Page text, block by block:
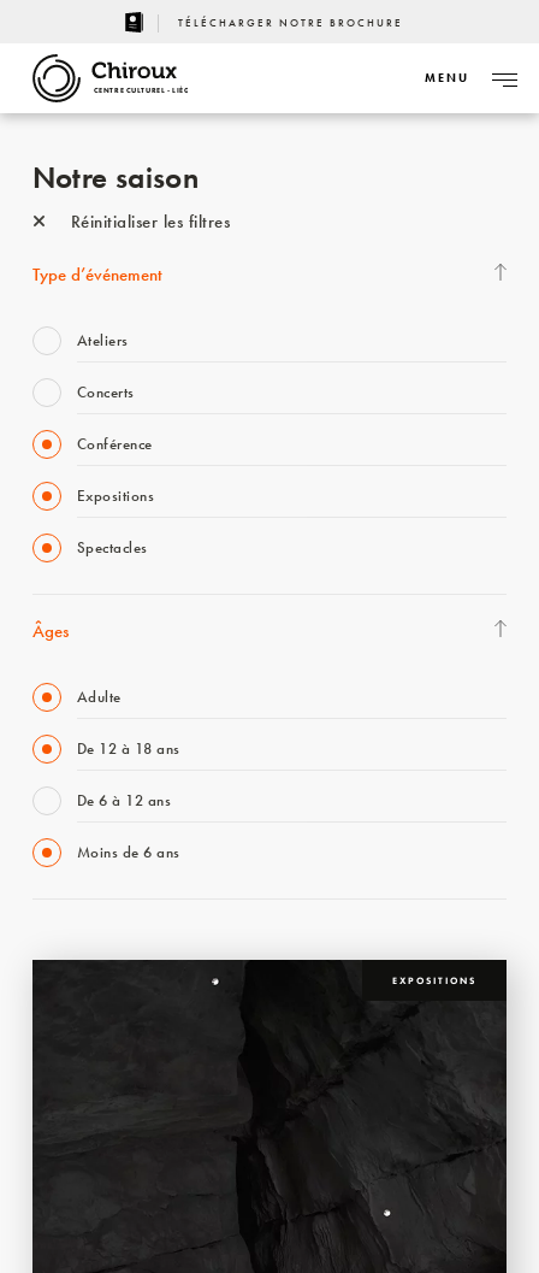
TÉLÉCHARGER NOTRE BROCHURE
CENTRE CULTUREL - LIÈGE
MENU
Notre saison
Réinitialiser les filtres
Type d’événement
Ateliers
Concerts
Conférence
Expositions
Spectacles
Âges
Adulte
De 12 à 18 ans
De 6 à 12 ans
Moins de 6 ans
EXPOSITIONS